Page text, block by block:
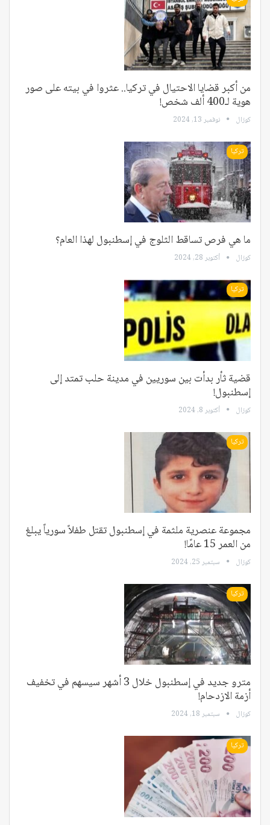
من أكبر قضايا الاحتيال في تركيا.. عثروا في بيته على صور
هوية لـ400 ألف شخص!
كوزال نوفمبر 13, 2024
تركيا
ما هي فرص تساقط الثلوج في إسطنبول لهذا العام؟
كوزال أكتوبر 28, 2024
تركيا
قضية ثأر بدأت بين سوريين في مدينة حلب تمتد إلى
إسطنبول!
كوزال أكتوبر 8, 2024
تركيا
مجموعة عنصرية ملثمة في إسطنبول تقتل طفلاً سورياً يبلغ
من العمر 15 عامًا!
كوزال سبتمبر 25, 2024
تركيا
مترو جديد في إسطنبول خلال 3 أشهر سيسهم في تخفيف
أزمة الازدحام!
كوزال سبتمبر 18, 2024
تركيا